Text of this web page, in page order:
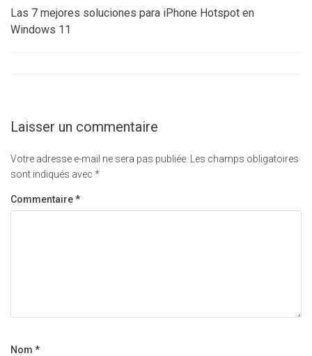
Las 7 mejores soluciones para iPhone Hotspot en
Windows 11
Laisser un commentaire
Votre adresse e-mail ne sera pas publiée.
Les champs obligatoires
sont indiqués avec *
Commentaire*
Nom *